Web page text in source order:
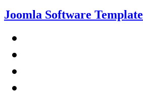
Joomla Software Template